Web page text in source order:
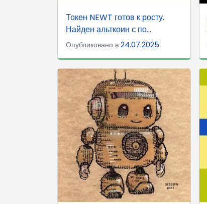
Токен NEWT готов к росту.
Найден альткоин с по...
Опубликовано в 24.07.2025